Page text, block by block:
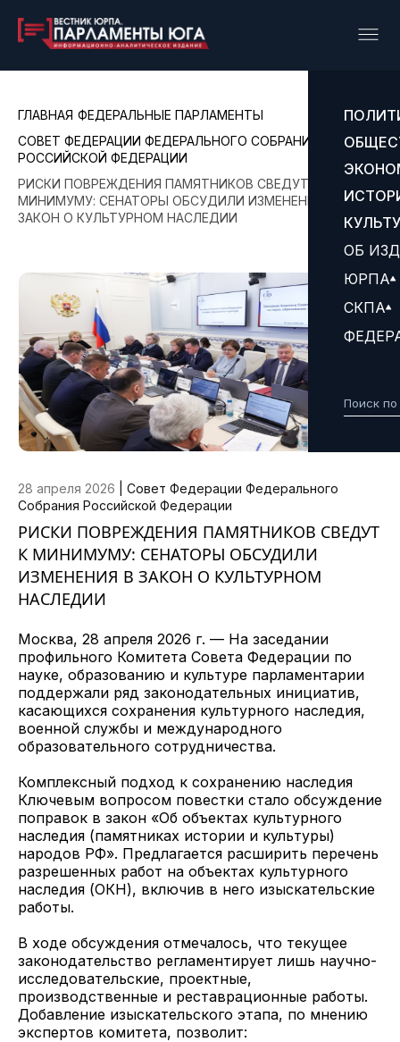
ОБ
ЮРПА
СКПА
ГЛАВНАЯ ФЕДЕРАЛЬНЫЕ ПАРЛАМЕНТЫ
СОВЕТ ФЕДЕРАЦИИ ФЕДЕРАЛЬНОГО СОБРАНИЯ
РОССИЙСКОЙ ФЕДЕРАЦИИ
РИСКИ ПОВРЕЖДЕНИЯ ПАМЯТНИКОВ СВЕДУТ К
МИНИМУМУ: СЕНАТОРЫ ОБСУДИЛИ ИЗМЕНЕНИЯ В
ЗАКОН О КУЛЬТУРНОМ НАСЛЕДИИ
28 апреля 2026
Совет Федерации Федерального
Собрания Российской Федерации
РИСКИ ПОВРЕЖДЕНИЯ ПАМЯТНИКОВ СВЕДУТ
К МИНИМУМУ: СЕНАТОРЫ ОБСУДИЛИ
ИЗМЕНЕНИЯ В ЗАКОН О КУЛЬТУРНОМ
НАСЛЕДИИ
Москва, 28 апреля 2026 г. — На заседании
профильного Комитета Совета Федерации по
науке, образованию и культуре парламентарии
поддержали ряд законодательных инициатив,
касающихся сохранения культурного наследия,
военной службы и международного
образовательного сотрудничества.
Комплексный подход к сохранению наследия
Ключевым вопросом повестки стало обсуждение
поправок в закон «Об объектах культурного
наследия (памятниках истории и культуры)
народов РФ». Предлагается расширить перечень
разрешенных работ на объектах культурного
наследия (ОКН), включив в него изыскательские
работы.
В ходе обсуждения отмечалось, что текущее
законодательство регламентирует лишь научно-
исследовательские, проектные,
производственные и реставрационные работы.
Добавление изыскательского этапа, по мнению
экспертов комитета, позволит: